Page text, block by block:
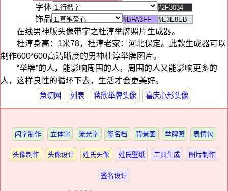
字体
饰品
在线男神版头像带字之杜淳举牌照片生成器。
杜淳身高：1米78，杜淳老家：河北保定。此款生成器可以
制作600*600高清晰度的男神杜淳举牌图片。
“举牌”的人，能影响周围的人，周围的人又能影响更多的
人，这样良性的循环下去，生活才会更美好。
急切网 列表 蒋欣举牌头像 喜庆心形头像
闪字制作 立体字 流光字 签名档 背景图 举牌照 表情包
头像制作 头像设计 姓氏头像 姓氏壁纸 工具生成 图片制作
签名设计